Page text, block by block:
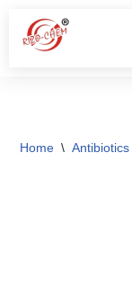
Skip
Home \ Antibiotics